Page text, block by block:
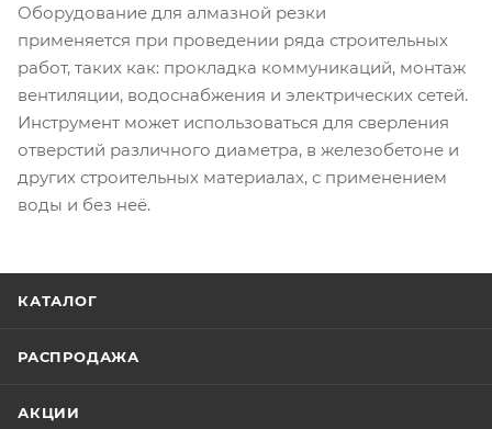
Оборудование для алмазной резки
применяется при проведении ряда строительных
работ, таких как: прокладка коммуникаций, монтаж
вентиляции, водоснабжения и электрических сетей.
Инструмент может использоваться для сверления
отверстий различного диаметра, в железобетоне и
других строительных материалах, с применением
воды и без неё.
КАТАЛОГ
РАСПРОДАЖА
АКЦИИ